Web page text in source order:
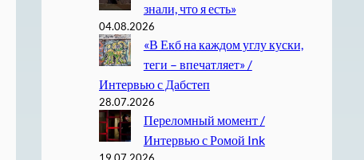
знали, что я есть»
04.08.2026
«В Екб на каждом углу куски,
теги – впечатляет» /
Интервью с Дабстеп
28.07.2026
Переломный момент /
Интервью с Ромой Ink